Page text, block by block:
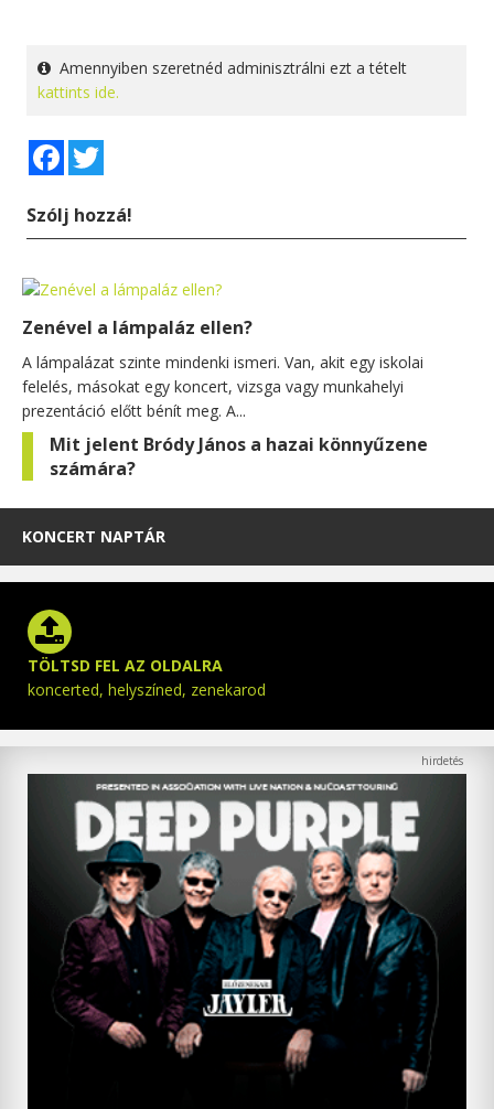
Amennyiben szeretnéd adminisztrálni ezt a tételt
kattints ide.
Facebook
Szólj hozzá!
Zenével a lámpaláz ellen?
A lámpalázat szinte mindenki ismeri. Van, akit egy iskolai
felelés, másokat egy koncert, vizsga vagy munkahelyi
prezentáció előtt bénít meg. A...
Mit jelent Bródy János a hazai könnyűzene
számára?
KONCERT NAPTÁR
TÖLTSD FEL AZ OLDALRA
koncerted, helyszíned, zenekarod